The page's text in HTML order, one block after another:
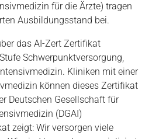
für die Ärzte) tragen
Ausbildungsstand bei.
das AI-Zert Zertifikat
Schwerpunktversorgung,
Kliniken mit einer
können dieses Zertifikat
Deutschen Gesellschaft für
(DGAI)
zeigt: Wir versorgen viele